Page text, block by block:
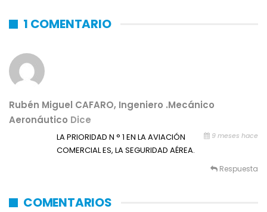
1 COMENTARIO
Rubén Miguel CAFARO, Ingeniero .Mecánico
Aeronáutico Dice
9 meses hace
LA PRIORIDAD N ° 1 EN LA AVIACIÓN
COMERCIAL ES, LA SEGURIDAD AÉREA.
Respuesta
COMENTARIOS